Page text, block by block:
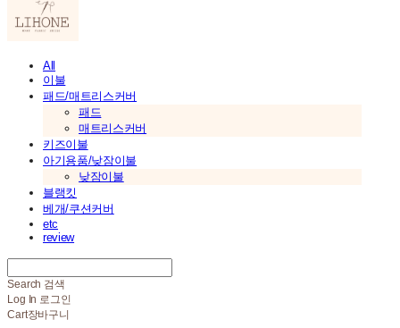
All
이불
패드/매트리스커버
패드
매트리스커버
키즈이불
아기용품/낮잠이불
낮잠이불
블랭킷
베개/쿠션커버
etc
review
Search 검색
Log In 로그인
Cart장바구니